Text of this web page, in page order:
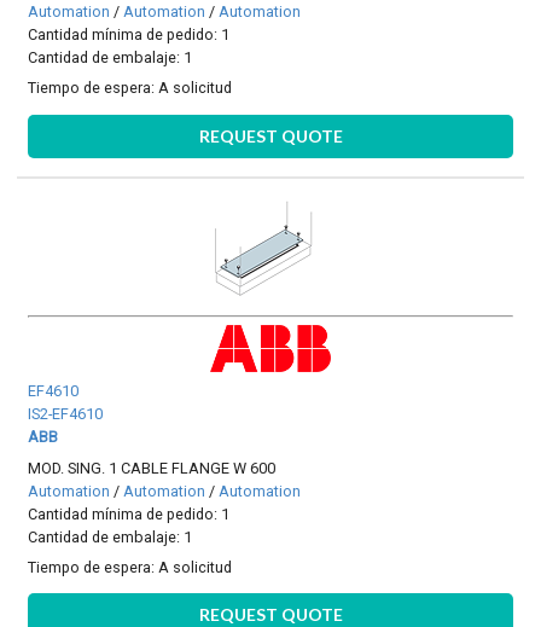
Automation /Automation /Automation
Cantidad mínima de pedido: 1
Cantidad de embalaje: 1
Tiempo de espera:A solicitud
REQUEST QUOTE
EF4610
IS2-EF4610
ABB
MOD. SING. 1 CABLE FLANGE W 600
Automation / Automation / Automation
Cantidad mínima de pedido: 1
Cantidad de embalaje: 1
Tiempo de espera: A solicitud
REQUEST QUOTE